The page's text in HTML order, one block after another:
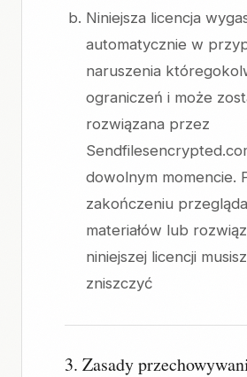
Niniejsza licencja
automatycznie w
naruszenia
ograniczeń i może
rozwiązana przez
dowolnym momencie.
zakończeniu
materiałów lub
niniejszej licencji
zniszczyć
3. Zasady